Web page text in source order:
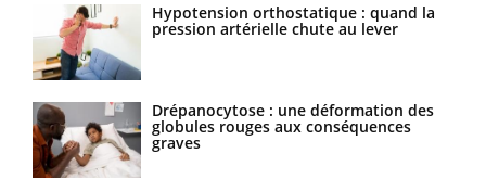
Hypotension orthostatique : quand la
pression artérielle chute au lever
Drépanocytose : une déformation des
globules rouges aux conséquences
graves